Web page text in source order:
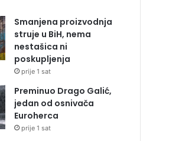
Smanjena proizvodnja
struje u BiH, nema
nestašica ni
poskupljenja
prije 1 sat
Preminuo Drago Galić,
jedan od osnivača
Euroherca
prije 1 sat